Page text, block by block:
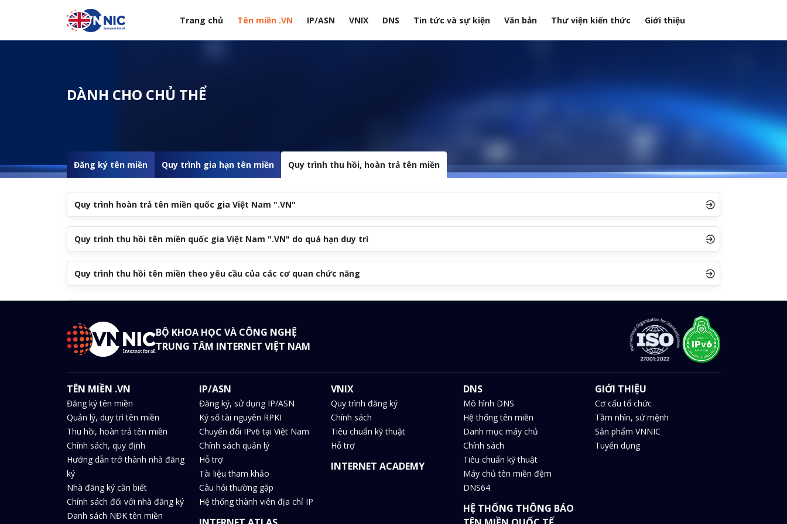
Nhảy đến nội dung
Trang chủ Tên miền .VN IP/ASN VNIX DNS Tin tức và sự kiện Văn bản Thư viện kiến thức Giới thiệu
Menuheader của website
DÀNH CHO CHỦ THỂ
Đăng ký tên miền Quy trình gia hạn tên miền Quy trình thu hồi, hoàn trả tên miền
Quy trình hoàn trả tên miền quốc gia Việt Nam ".VN"
Quy trình thu hồi tên miền quốc gia Việt Nam ".VN" do quá hạn duy trì
Quy trình thu hồi tên miền theo yêu cầu của các cơ quan chức năng
BỘ KHOA HỌC VÀ CÔNG NGHỆ
TRUNG TÂM INTERNET VIỆT NAM
TÊN MIỀN .VN
Đăng ký tên miền
Quản lý, duy trì tên miền
Thu hồi, hoàn trả tên miền
Chính sách, quy định
Hướng dẫn trở thành nhà đăng
ký
Nhà đăng ký cần biết
Chính sách đối với nhà đăng ký
Danh sách NĐK tên miền
IP/ASN
Đăng ký, sử dụng IP/ASN
Ký số tài nguyên RPKI
Chuyển đổi IPv6 tại Việt Nam
Chính sách quản lý
Hỗ trợ
Tài liệu tham khảo
Câu hỏi thường gặp
Hệ thống thành viên địa chỉ IP
VNIX
Quy trình đăng ký
Chính sách
Tiêu chuẩn kỹ thuật
Hỗ trợ
INTERNET ACADEMY
DNS
Mô hình DNS
Hệ thống tên miền
Danh mục máy chủ
Chính sách
Tiêu chuẩn kỹ thuật
Máy chủ tên miền đệm
DNS64
HỆ THỐNG THÔNG BÁO
GIỚI THIỆU
Cơ cấu tổ chức
Tầm nhìn, sứ mệnh
Sản phẩm VNNIC
Tuyển dụng